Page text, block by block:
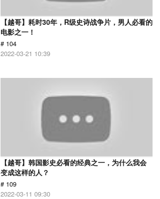
【越哥】耗时30年，R级史诗战争片，男人必看的
电影之一！
# 104
2022-03-21 10:39
【越哥】韩国影史必看的经典之一，为什么我会
变成这样的人？
# 109
2022-03-11 09:30